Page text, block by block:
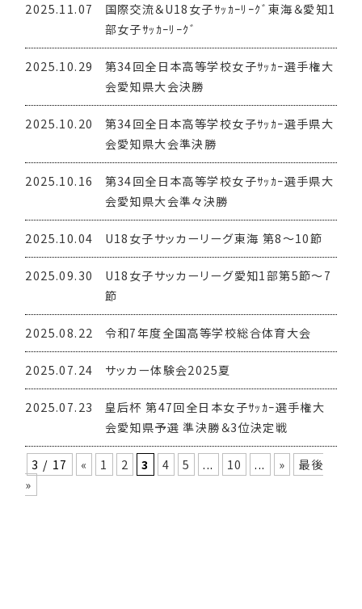
2025.11.07
国際交流＆U18女子ｻｯｶｰﾘｰｸﾞ東海＆愛知1
部女子ｻｯｶｰﾘｰｸﾞ
2025.10.29
第34回全日本高等学校女子ｻｯｶｰ選手権大
会愛知県大会決勝
2025.10.20
第34回全日本高等学校女子ｻｯｶｰ選手県大
会愛知県大会準決勝
2025.10.16
第34回全日本高等学校女子ｻｯｶｰ選手県大
会愛知県大会準々決勝
2025.10.04 U18女子サッカーリーグ東海 第8～10節
2025.09.30
U18女子サッカーリーグ愛知1部第5節～7
節
2025.08.22 令和7年度全国高等学校総合体育大会
2025.07.24 サッカー体験会2025夏
2025.07.23
皇后杯 第47回全日本女子ｻｯｶｰ選手権大
会愛知県予選 準決勝＆3位決定戦
3 / 17 « 1 2 3 4 5 ... 10 ... »
最後
»